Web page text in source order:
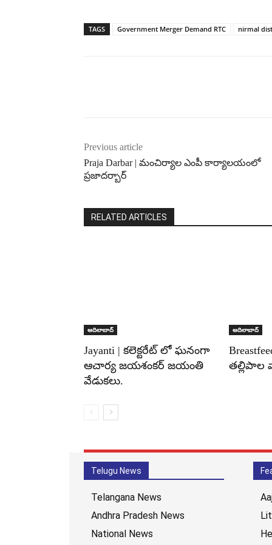
TAGS Government Merger Demand RTC nirmal
Previous article
Praja Darbar | మంచిర్యాల ఎంపీ కార్యాలయంలో
ప్రజాదర్బార్
RELATED ARTICLES
ఆదిలాబాద్
Jayanti | కలెక్టరేట్ లో ఘనంగా
ఆచార్య జయశంకర్ జయంతి
వేడుకలు.
ఆదిలాబాద్
తల్లిపాల
Telugu News
Telangana News
Andhra Pradesh News
National News